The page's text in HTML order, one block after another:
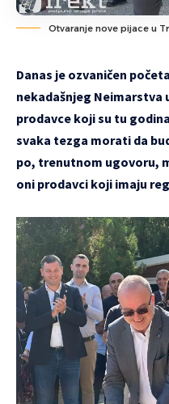
Otvaranje nove pijace u
Danas je ozvaničen
nekadašnjeg Neimarstva
prodavce koji su tu
svaka tezga morati da
po, trenutnom ugovoru,
oni prodavci koji imaju